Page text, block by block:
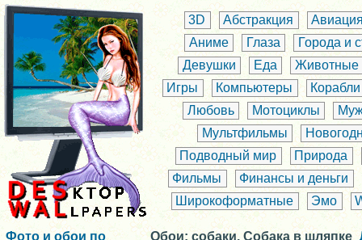
3D Абстракция
Аниме
Глаза
Города и
Девушки
Еда
Животные
Игры
Компьютеры
Корабли
Любовь
Мотоциклы
Мультфильмы
Подводный мир
Природа
Фильмы
Финансы и деньги
Широкоформатные
Эмо
Фото и обои по
Обои: собаки. Собака в шляпке